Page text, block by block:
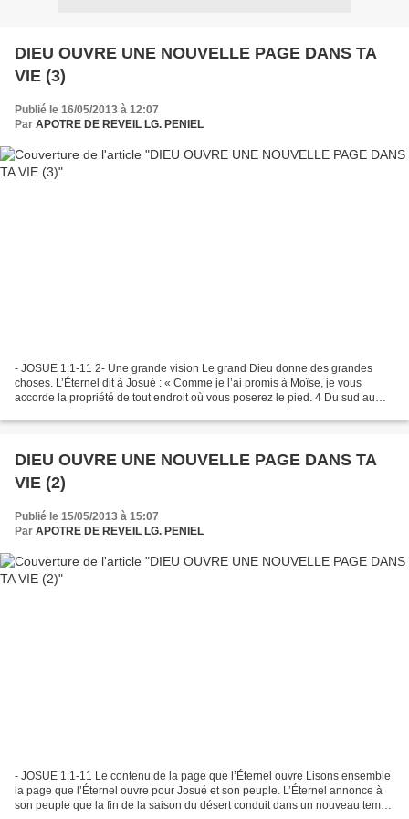
DIEU OUVRE UNE NOUVELLE PAGE DANS TA
VIE (3)
Publié le 16/05/2013 à 12:07
Par APOTRE DE REVEIL LG. PENIEL
- JOSUE 1:1-11 2- Une grande vision Le grand Dieu donne des grandes
choses. L’Éternel dit à Josué : « Comme je l’ai promis à Moïse, je vous
accorde la propriété de tout endroit où vous poserez le pied. 4 Du sud au
DIEU OUVRE UNE NOUVELLE PAGE DANS TA
VIE (2)
Publié le 15/05/2013 à 15:07
Par APOTRE DE REVEIL LG. PENIEL
- JOSUE 1:1-11 Le contenu de la page que l’Éternel ouvre Lisons ensemble
la page que l’Éternel ouvre pour Josué et son peuple. L’Éternel annonce à
son peuple que la fin de la saison du désert conduit dans un nouveau temps